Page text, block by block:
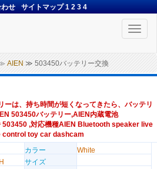
せ サイトマップ 1 2 3 4
Toggle
AIEN ≫ 503450バッテリー交換
ーは、持ち時間が短くなってきたら、バッテリ
503450バッテリー,AIEN内蔵電池
503450 ,対応機種AIEN Bluetooth speaker live
toy car dashcam
カラー
White
サイズ